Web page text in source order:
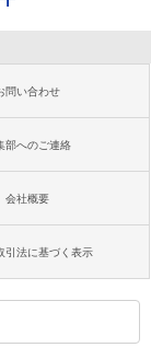
問い合わせ
部へのご連絡
会社概要
引法に基づく表示